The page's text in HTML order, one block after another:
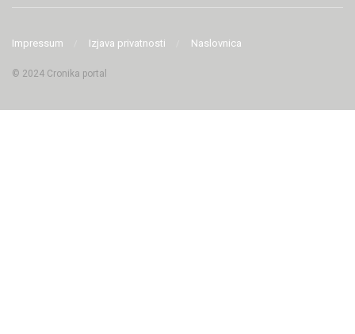
Impressum Izjava privatnosti Naslovnica
© 2024 Cronika portal